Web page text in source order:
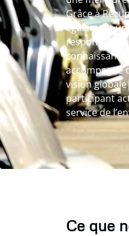
Grâce à
également
responsable
accompagne
vision
participant
service de
Ce que